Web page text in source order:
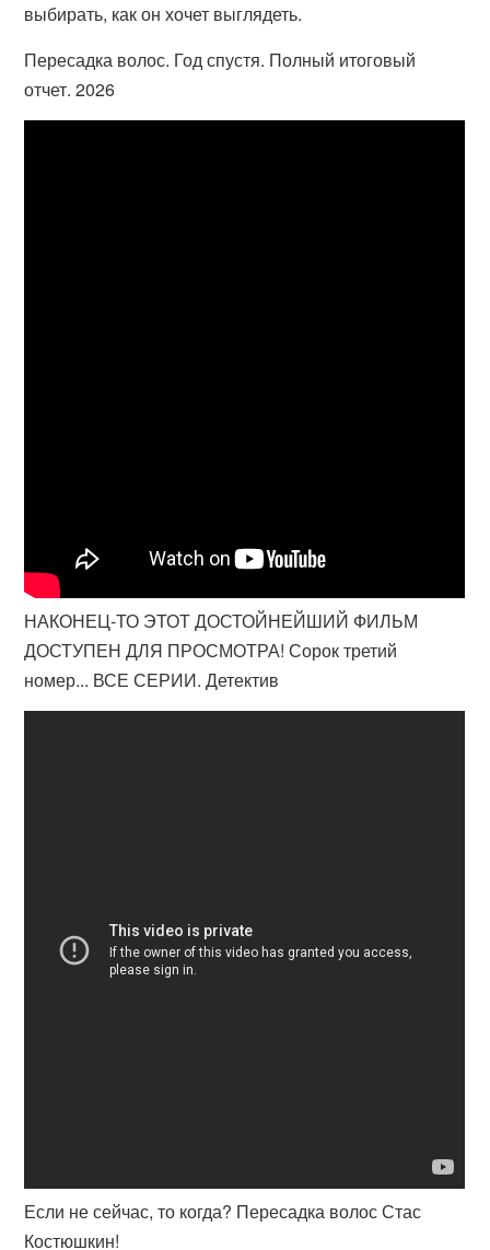
выбирать, как он хочет выглядеть.
Пересадка волос. Год спустя. Полный итоговый
отчет. 2026
НАКОНЕЦ-ТО ЭТОТ ДОСТОЙНЕЙШИЙ ФИЛЬМ
ДОСТУПЕН ДЛЯ ПРОСМОТРА! Сорок третий
номер... ВСЕ СЕРИИ. Детектив
Если не сейчас, то когда? Пересадка волос Стас
Костюшкин!